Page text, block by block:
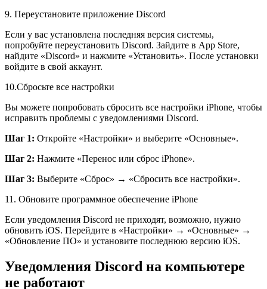
9. Переустановите приложение Discord
Если у вас установлена последняя версия системы,
попробуйте переустановить Discord. Зайдите в App Store,
найдите «Discord» и нажмите «Установить». После установки
войдите в свой аккаунт.
10.Сбросьте все настройки
Вы можете попробовать сбросить все настройки iPhone, чтобы
исправить проблемы с уведомлениями Discord.
Шаг 1: Откройте «Настройки» и выберите «Основные».
Шаг 2: Нажмите «Перенос или сброс iPhone».
Шаг 3: Выберите «Сброс» → «Сбросить все настройки».
11. Обновите программное обеспечение iPhone
Если уведомления Discord не приходят, возможно, нужно
обновить iOS. Перейдите в «Настройки» → «Основные» →
«Обновление ПО» и установите последнюю версию iOS.
Уведомления Discord на компьютере
не работают